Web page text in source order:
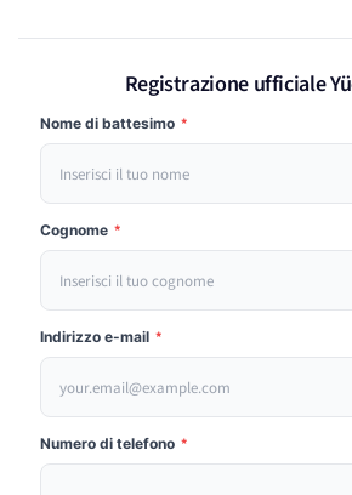
Registrazione ufficiale
Nome di battesimo *
Cognome *
Indirizzo e-mail *
Numero di telefono *